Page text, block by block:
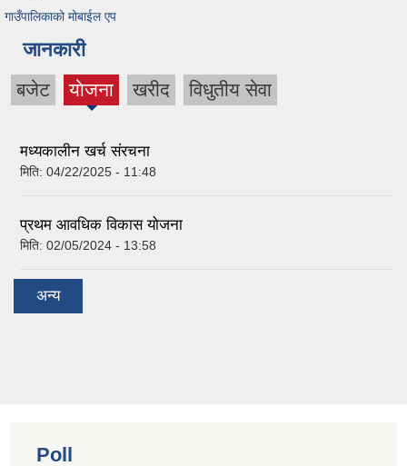
गाउँपालिकाको मोबाईल एप
जानकारी
बजेट याेजना
(active
खरीद विधुतीय सेवा
मध्यकालीन खर्च संरचना
मिति: 04/22/2025 - 11:48
प्रथम आवधिक विकास योजना
मिति: 02/05/2024 - 13:58
अन्य
Poll